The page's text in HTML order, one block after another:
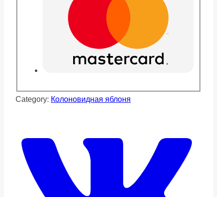
Category: Колоновидная яблоня